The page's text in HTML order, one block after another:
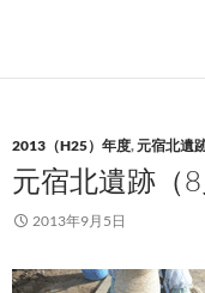
2013（H25）年度,元宿北遺
元宿北遺跡（
2013年9月5日